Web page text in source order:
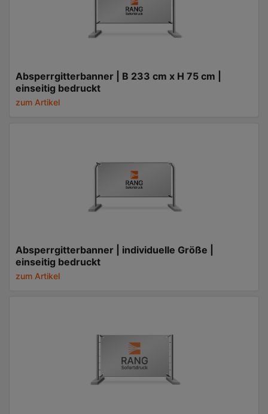
Absperrgitterbanner | B 233 cm x H 75 cm |
einseitig bedruckt
zum Artikel
Absperrgitterbanner | individuelle Größe |
einseitig bedruckt
zum Artikel